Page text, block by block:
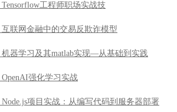
Tensorflow工程师职场实战技
互联网金融中的交易反欺诈模型
机器学习及其matlab实现—从基础到实践
OpenAI强化学习实战
Node.js项目实战：从编写代码到服务器部署